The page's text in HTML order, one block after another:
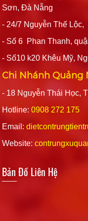
Sơn, Đà Nẵng
- 24/7 Nguyễn Thế
- Số 6 Phan Thanh,
- Số10 k20 Khêu Mỹ,
Chi Nhánh Quảng
- 18 Nguyễn Thái Học,
Hotline:0908 272 175
Email:
Website:
Bản Đồ Liên Hệ